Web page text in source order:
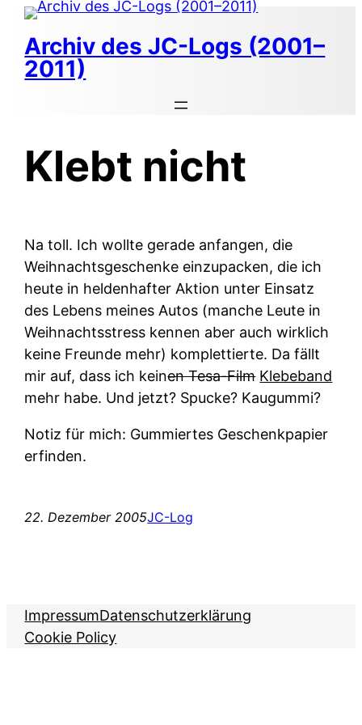
Zum
Inhalt
springen
Archiv des JC-Logs (2001–
2011)
Klebt nicht
Na toll. Ich wollte gerade anfangen, die
Weihnachtsgeschenke einzupacken, die ich
heute in heldenhafter Aktion unter Einsatz
des Lebens meines Autos (manche Leute in
Weihnachtsstress kennen aber auch wirklich
keine Freunde mehr) komplettierte. Da fällt
mir auf, dass ich keinen Tesa-Film Klebeband
mehr habe. Und jetzt? Spucke? Kaugummi?
Notiz für mich: Gummiertes Geschenkpapier
erfinden.
22. Dezember 2005JC-Log
ImpressumDatenschutzerklärung
Cookie Policy